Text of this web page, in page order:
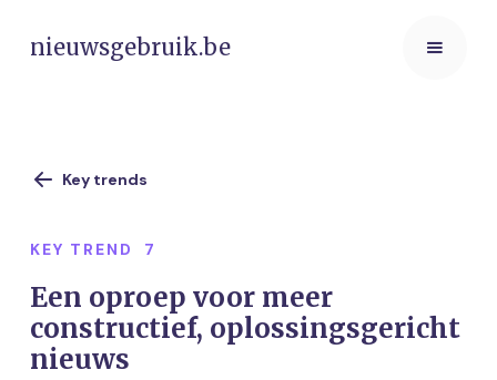
nieuwsgebruik.be
Key trends
KEY TREND 7
Een oproep voor meer
constructief, oplossingsgericht
nieuws